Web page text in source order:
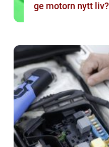
ge motorn nytt liv?